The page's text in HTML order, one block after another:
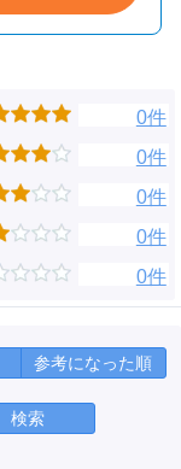
0件
0件
0件
0件
0件
参考になった順
検索